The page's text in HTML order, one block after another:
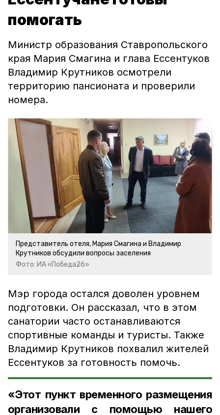
помогать
Министр образования Ставропольского
края Мария Смагина и глава Ессентуков
Владимир Крутников осмотрели
территорию пансионата и проверили
номера.
Представитель отеля, Мария Смагина и Владимир
Крутников обсудили вопросы заселения
Фото: ИА «Победа26»
Мэр города остался доволен уровнем
подготовки. Он рассказал, что в этом
санатории часто останавливаются
спортивные команды и туристы. Также
Владимир Крутников похвалил жителей
Ессентуков за готовность помочь.
«Этот пункт временного размещения
организовали с помощью нашего